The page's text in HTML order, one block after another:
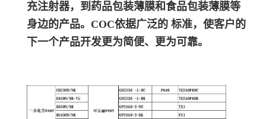
充注射器，到药品包装薄膜和食品包装薄膜等
身边的产品。COC依据广泛的 标准，使客户的
下一个产品开发更为简便、更为可靠。